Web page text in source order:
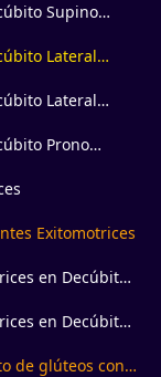
Supino
Lateral
Lateral
Prono
Exitomotrices
en Decúbito
en Decúbito
de glúteos con